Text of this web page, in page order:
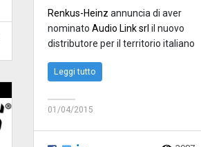
Renkus-Heinz annuncia di aver
nominato Audio Link srl il nuovo
distributore per il territorio italiano
Leggi tutto
01/04/2015